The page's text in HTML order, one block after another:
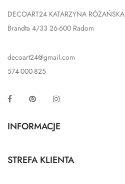
DECOART24 KATARZYNA RÓŻAŃSKA
Brandta 4/33 26-600 Radom
decoart24@gmail.com
574-000-825
Facebook Pinterest
INFORMACJE
STREFA KLIENTA